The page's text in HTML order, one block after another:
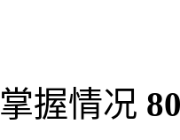
掌握情况